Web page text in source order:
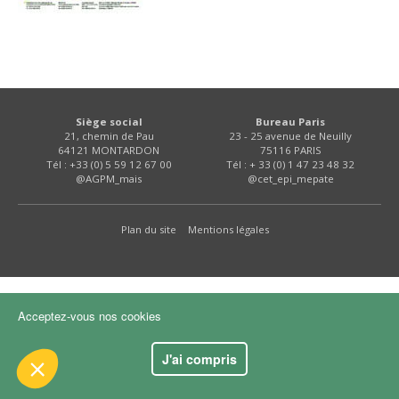
FNPSMS
GERM-SERVICES
EMPLOI
Siège social
21, chemin de Pau
64121 MONTARDON
Tél : +33 (0) 5 59 12 67 00
@AGPM_mais
Bureau Paris
23 - 25 avenue de Neuilly
75116 PARIS
Tél : + 33 (0) 1 47 23 48 32
@cet_epi_mepate
Plan du site Mentions légales
Acceptez-vous nos cookies
J'ai compris
contenu de ce site vous intéresse
:
certifiés par
Je choisis OK pour moi